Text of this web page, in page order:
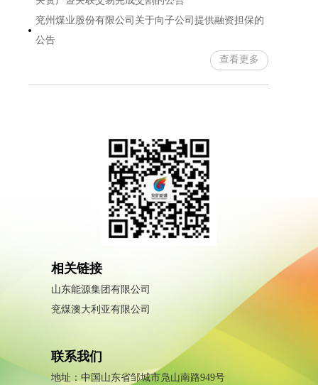
兖州煤业股份有限公司关于向子公司提供融资担保的
公告
查看更多
相关链接
山东能源集团有限公司
兖煤澳大利亚有限公司
联系我们
地址：中国山东省邹城市凫山南路949号